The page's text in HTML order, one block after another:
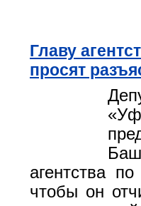
Главу
просят
агентства
чтобы он